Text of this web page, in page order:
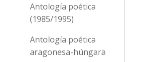
Antología poética
(1985/1995)
Antología poética
aragonesa-húngara